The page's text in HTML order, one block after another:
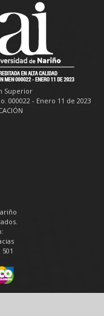
Superior
000022 - Enero 11 de 2023